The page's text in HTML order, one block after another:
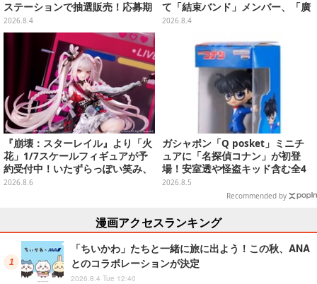
ステーションで抽選販売！応募期
間は8月6日23時59分まで
2026.8.4
て「結束バンド」メンバー、「廣
井きくり」のメイド衣装フィギュ
2026.8.4
『崩壊：スターレイル』より「火
花」1/7スケールフィギュアが予
約受付中！いたずらっぽい笑み、
シルクハット型のステージが華や
2026.8.6
ガシャポン「Q posket」ミニチ
ュアに「名探偵コナン」が初登
場！安室透や怪盗キッド含む全4
種、パッケージをもとに裏面まで
可愛くデザイン
2026.8.5
Recommended by
漫画アクセスランキング
「ちいかわ」たちと一緒に旅に出よう！この秋、ANA
とのコラボレーションが決定
2026.8.4 Tue 12:40